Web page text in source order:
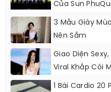
Của Sun
3 Mẫu Giày
Nên Sắm
Giao Diện
Viral Khắp Cõi
1 Bài Cardio 20